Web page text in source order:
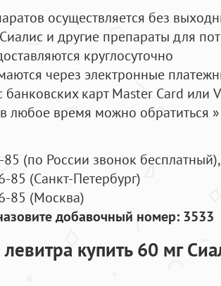
осуществляется без
и другие препараты для
круглосуточно
через электронные
банковских карт Master Card или
любое время можно обратиться
(по России звонок бесплатный),
85 (Санкт-Петербург)
85 (Москва)
добавочный номер: 3533
купить 60 мг